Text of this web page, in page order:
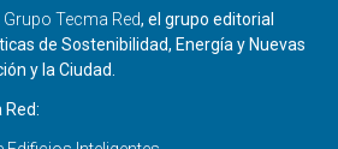
Grupo Tecma Red, el grupo editorial
de Sostenibilidad, Energía y Nuevas
y la Ciudad.
Red: